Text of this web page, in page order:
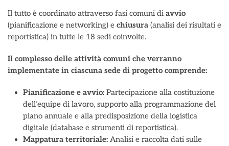
Il tutto è coordinato attraverso fasi comuni di avvio
(pianificazione e networking) e chiusura (analisi dei risultati e
reportistica) in tutte le 18 sedi coinvolte.
Il complesso delle attività comuni che verranno
implementate in ciascuna sede di progetto comprende:
Pianificazione e avvio: Partecipazione alla costituzione
dell’equipe di lavoro, supporto alla programmazione del
piano annuale e alla predisposizione della logistica
digitale (database e strumenti di reportistica).
Mappatura territoriale: Analisi e raccolta dati sulle